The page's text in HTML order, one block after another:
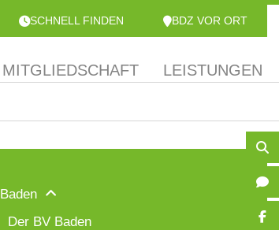
SCHNELL FINDEN BDZ VOR ORT
MITGLIEDSCHAFT LEISTUNGEN
Baden
Der BV Baden